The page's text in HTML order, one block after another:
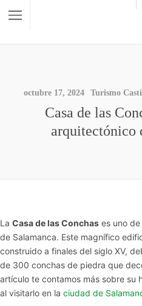
octubre 17, 2024 Turismo
Casa de las
arquitectónico
La Casa de las Conchas es uno
de Salamanca. Este magnífico
construido a finales del siglo XV,
de 300 conchas de piedra que
artículo te contamos más sobre su
al visitarlo en la ciudad de